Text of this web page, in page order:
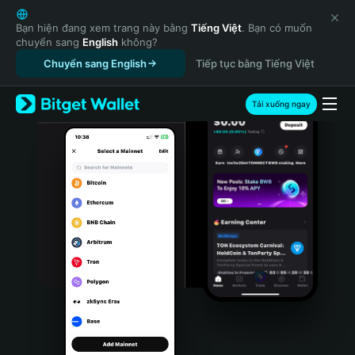
English
日本語
Tiếng Việt
Русский
Español (Latinoamérica)
Türkçe
Italiano
Português (Portugal)
Bahasa Indonesia
Português (Brasil)
Español (Argentina)
Bạn hiện đang xem trang này bằng Tiếng Việt. Bạn có muốn
chuyển sang English không?
Chuyển sang English
Tiếp tục bằng Tiếng Việt
Tải xuống ngay